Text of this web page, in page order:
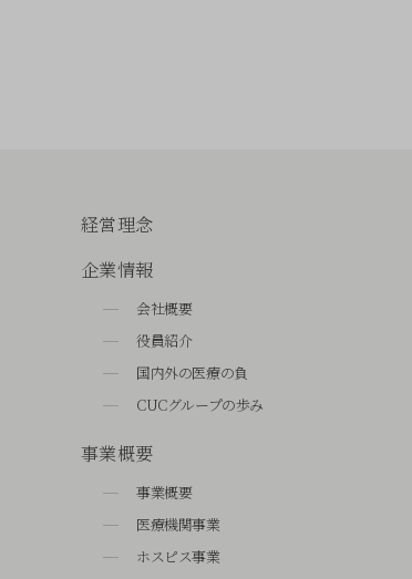
経営理念
企業情報
会社概要
役員紹介
国内外の医療の負
CUCグループの歩み
事業概要
事業概要
医療機関事業
ホスピス事業